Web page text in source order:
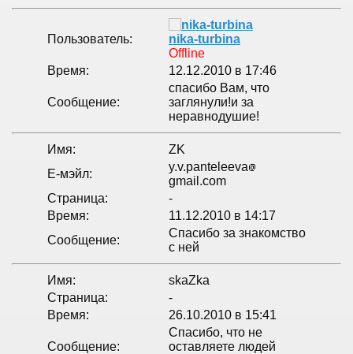
Пользователь:
nika-turbina
Offline
Время:
12.12.2010 в 17:46
Сообщение:
спасибо Вам, что
заглянули!и за
неравнодушие!
Имя:
ZK
Е-мэйл:
y.v.panteleeva
gmail.com
Страница:
-
Время:
11.12.2010 в 14:17
Сообщение:
Спасибо за знакомство
с ней
Имя:
skaZka
Страница:
-
Время:
26.10.2010 в 15:41
Сообщение:
Спасибо, что не
оставляете людей